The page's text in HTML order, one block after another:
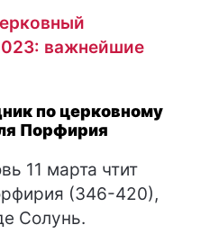
важнейшие
по церковному
Порфирия
11 марта чтит
(346-420),
Солунь.